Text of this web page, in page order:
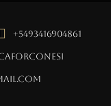
+5493416904861